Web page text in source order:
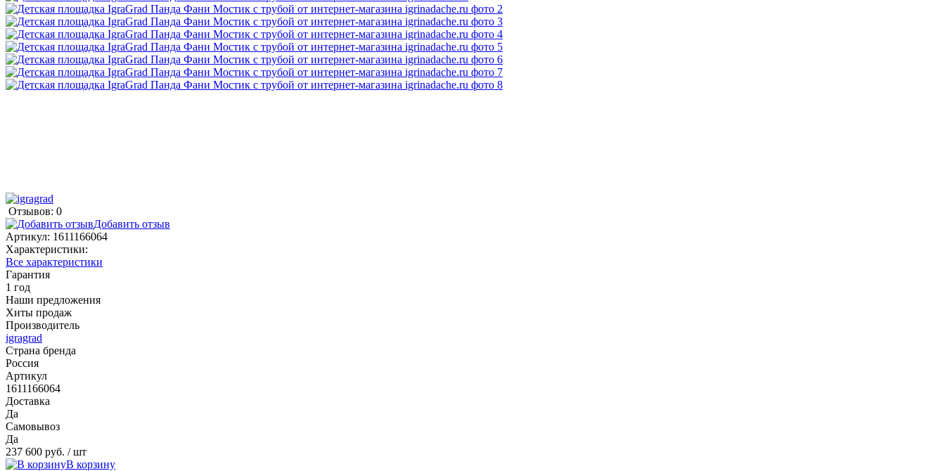
Отзывов: 0
Добавить отзыв
Артикул: 1611166064
Характеристики:
Все характеристики
Гарантия
1 год
Наши предложения
Хиты продаж
Производитель
igragrad
Страна бренда
Россия
Артикул
1611166064
Доставка
Да
Самовывоз
Да
237 600 руб. / шт
В корзину